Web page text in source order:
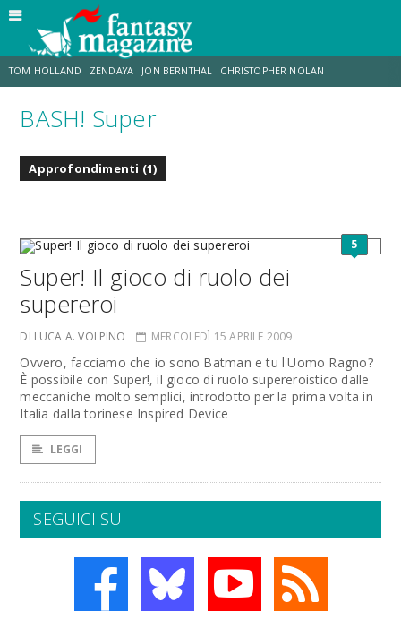
TOM HOLLAND ZENDAYA JON BERNTHAL CHRISTOPHER NOLAN
STRANIMONDI LUCCA COMICS & GAMES
BASH! Super
Approfondimenti (1)
5
Super! Il gioco di ruolo dei
supereroi
DI LUCA A. VOLPINO MERCOLEDÌ 15 APRILE 2009
Ovvero, facciamo che io sono Batman e tu l'Uomo Ragno?
È possibile con Super!, il gioco di ruolo supereroistico dalle
meccaniche molto semplici, introdotto per la prima volta in
Italia dalla torinese Inspired Device
LEGGI
SEGUICI SU